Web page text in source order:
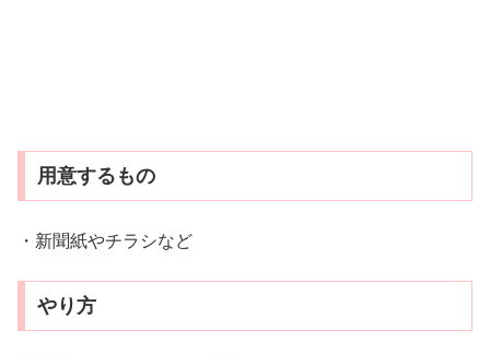
用意するもの
・新聞紙やチラシなど
やり方